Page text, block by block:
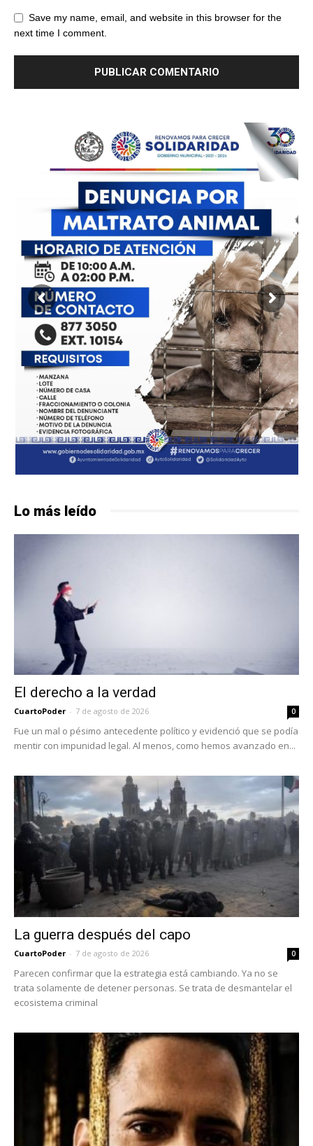
Save my name, email, and website in this browser for the
next time I comment.
Lo más leído
El derecho a la verdad
CuartoPoder - 7 de agosto de 2026 0
Fue un mal o pésimo antecedente político y evidenció que se podía
mentir con impunidad legal. Al menos, como hemos avanzado en...
La guerra después del capo
CuartoPoder - 7 de agosto de 2026 0
Parecen confirmar que la estrategia está cambiando. Ya no se
trata solamente de detener personas. Se trata de desmantelar el
ecosistema criminal